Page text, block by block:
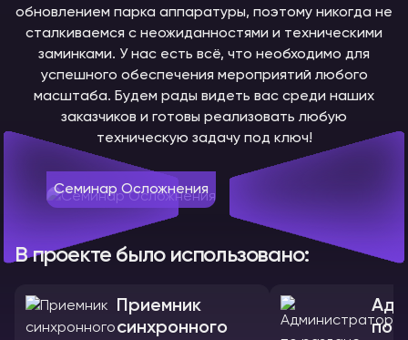
обновлением парка аппаратуры, поэтому никогда не
сталкиваемся с неожиданностями и техническими
заминками. У нас есть всё, что необходимо для
успешного обеспечения мероприятий любого
масштаба. Будем рады видеть вас среди наших
заказчиков и готовы реализовать любую
техническую задачу под ключ!
Семинар Осложнения
В проекте было использовано:
Приемник
синхронного
по